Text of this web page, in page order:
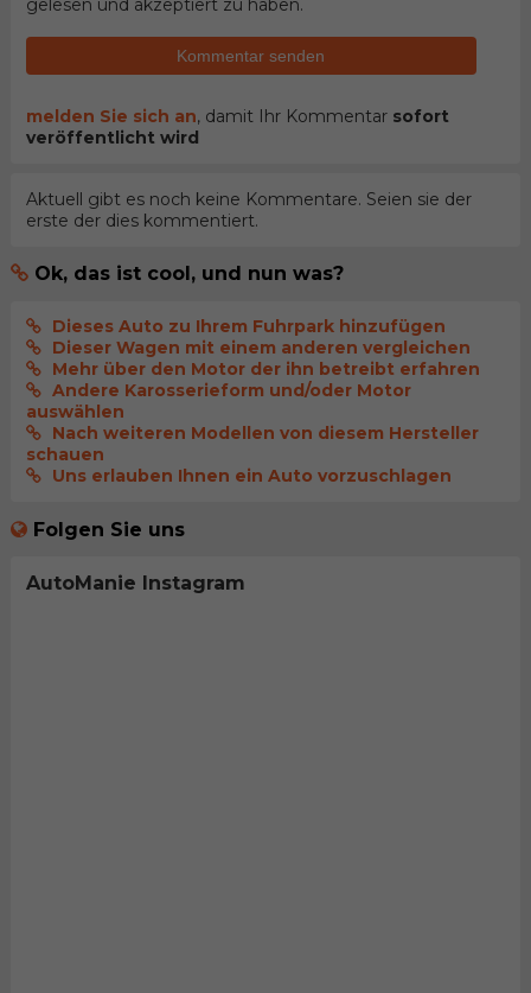
Kommentar senden
melden Sie sich an, damit Ihr Kommentar sofort
veröffentlicht wird
Aktuell gibt es noch keine Kommentare. Seien sie der
erste der dies kommentiert.
Ok, das ist cool, und nun was?
Dieses Auto zu Ihrem Fuhrpark hinzufügen
Dieser Wagen mit einem anderen vergleichen
Mehr über den Motor der ihn betreibt erfahren
Andere Karosserieform und/oder Motor
auswählen
Nach weiteren Modellen von diesem Hersteller
schauen
Uns erlauben Ihnen ein Auto vorzuschlagen
Folgen Sie uns
AutoManie Instagram